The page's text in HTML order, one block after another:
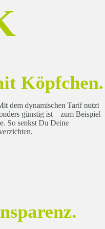
Köpfchen.
dem dynamischen Tarif nutzt
günstig ist – zum Beispiel
So senkst Du Deine